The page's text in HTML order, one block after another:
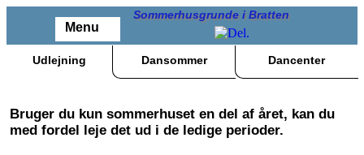
Sommerhusgrunde i Bratten
Menu
Udlejning Dansommer Dancenter
Bruger du kun sommerhuset en del af året, kan du
med fordel leje det ud i de ledige perioder.